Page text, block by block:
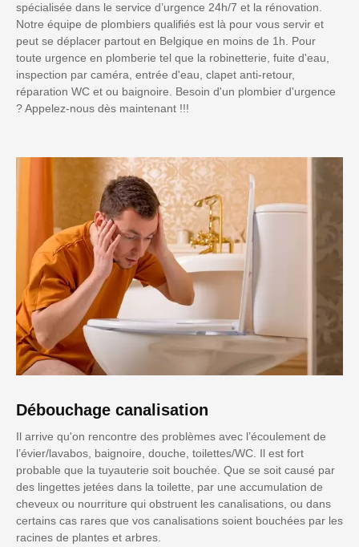
spécialisée dans le service d’urgence 24h/7 et la rénovation.
Notre équipe de plombiers qualifiés est là pour vous servir et
peut se déplacer partout en Belgique en moins de 1h. Pour
toute urgence en plomberie tel que la robinetterie, fuite d'eau,
inspection par caméra, entrée d'eau, clapet anti-retour,
réparation WC et ou baignoire. Besoin d'un plombier d'urgence
? Appelez-nous dès maintenant !!!
Débouchage canalisation
Il arrive qu'on rencontre des problèmes avec l’écoulement de
l’évier/lavabos, baignoire, douche, toilettes/WC. Il est fort
probable que la tuyauterie soit bouchée. Que se soit causé par
des lingettes jetées dans la toilette, par une accumulation de
cheveux ou nourriture qui obstruent les canalisations, ou dans
certains cas rares que vos canalisations soient bouchées par les
racines de plantes et arbres.